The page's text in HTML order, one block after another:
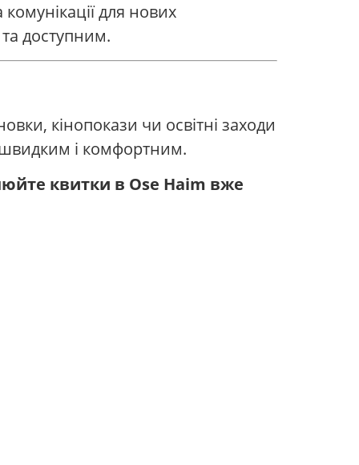
для нових
доступним.
кінопокази чи освітні заходи
і комфортним.
квитки в Ose Haim вже